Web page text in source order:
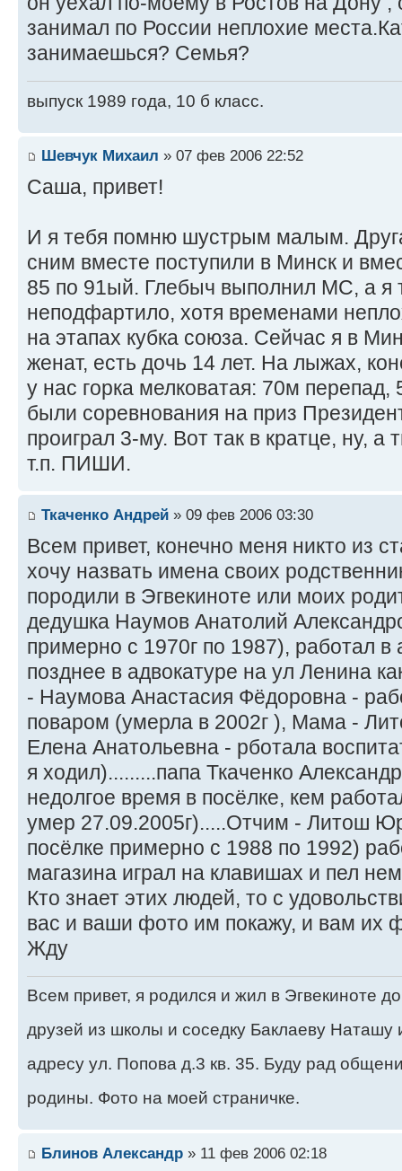
занимал по России неплохие
занимаешься? Семья?
выпуск 1989 года, 10 б класс.
Шевчук Михаил » 07 фев 2006 22:52
Саша, привет!
И я тебя помню шустрым малым.
сним вместе поступили в Минск и
85 по 91ый. Глебыч выполнил МС, а я
неподфартило, хотя временами
на этапах кубка союза. Сейчас я в
женат, есть дочь 14 лет. На лыжах,
у нас горка мелковатая: 70м
были соревнования на приз
проиграл 3-му. Вот так в кратце, ну,
т.п. ПИШИ.
Ткаченко Андрей » 09 фев 2006 03:30
Всем привет, конечно меня никто из
хочу назвать имена своих
породили в Эгвекиноте или моих
дедушка Наумов Анатолий
примерно с 1970г по 1987), работал
позднее в адвокатуре на ул Ленина
- Наумова Анастасия Фёдоровна -
поваром (умерла в 2002г ), Мама -
Елена Анатольевна - рботала
я ходил).........папа Ткаченко
недолгое время в посёлке, кем
умер 27.09.2005г).....Отчим - Литош
посёлке примерно с 1988 по 1992)
магазина играл на клавишах и пел
Кто знает этих людей, то с
вас и ваши фото им покажу, и вам их
Жду
Всем привет, я родился и жил в Эгвекиноте
друзей из школы и соседку Баклаеву
адресу ул. Попова д.3 кв. 35. Буду рад
родины. Фото на моей страничке.
Блинов Александр » 11 фев 2006 02:18